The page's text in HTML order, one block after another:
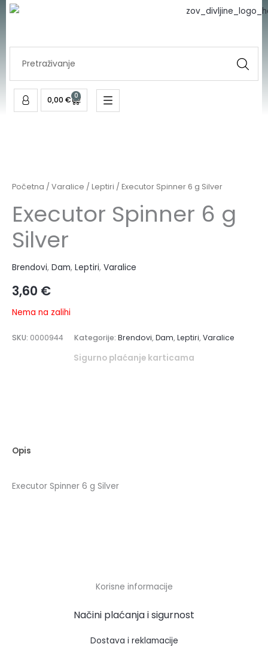
Skip
0,00 € 0
Cart
Početna / Varalice / Leptiri / Executor Spinner 6 g Silver
Executor Spinner 6 g
Silver
Brendovi, Dam, Leptiri, Varalice
3,60 €
Nema na zalihi
SKU: 0000944 Kategorije: Brendovi,Dam,Leptiri,Varalice
Sigurno plaćanje karticama
Opis
Executor Spinner 6 g Silver
Korisne informacije
Načini plaćanja i sigurnost
Dostava i reklamacije